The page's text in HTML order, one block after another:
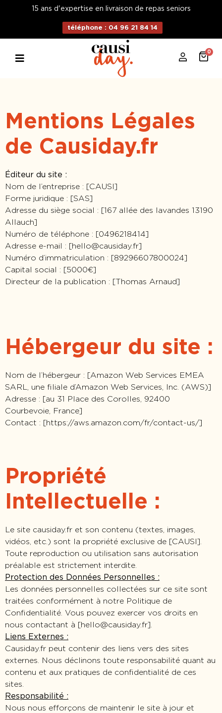
15 ans d'expertise en livraison de repas seniors
téléphone : 04 96 21 84 14
0
Mentions Légales
de Causiday.fr
Éditeur du site :
Nom de l’entreprise : [CAUSI]
Forme juridique : [SAS]
Adresse du siège social : [167 allée des lavandes 13190
Allauch]
Numéro de téléphone : [0496218414]
Adresse e-mail : [hello@causiday.fr]
Numéro d’immatriculation : [89296607800024]
Capital social : [5000€]
Directeur de la publication : [Thomas Arnaud]
Hébergeur du site :
Nom de l’hébergeur : [Amazon Web Services EMEA
SARL, une filiale d’Amazon Web Services, Inc. (AWS)]
Adresse : [au 31 Place des Corolles, 92400
Courbevoie, France]
Contact : [https://aws.amazon.com/fr/contact-us/]
Propriété
Intellectuelle :
Le site causiday.fr et son contenu (textes, images,
vidéos, etc.) sont la propriété exclusive de [CAUSI].
Toute reproduction ou utilisation sans autorisation
préalable est strictement interdite.
Protection des Données Personnelles :
Les données personnelles collectées sur ce site sont
traitées conformément à notre Politique de
Confidentialité. Vous pouvez exercer vos droits en
nous contactant à [hello@causiday.fr].
Liens Externes :
Causiday.fr peut contenir des liens vers des sites
externes. Nous déclinons toute responsabilité quant au
contenu et aux pratiques de confidentialité de ces
sites.
Responsabilité :
Nous nous efforçons de maintenir le site à jour et